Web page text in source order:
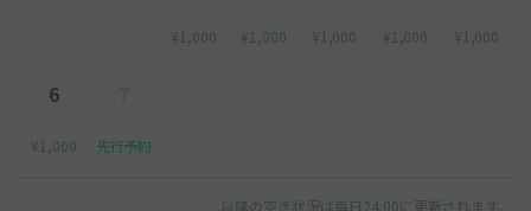
¥1,000 ¥1,000 ¥1,000 ¥1,000 ¥1,000
6
¥1,000 先行予約
以降の空き状況は毎日24:00に更新されます。